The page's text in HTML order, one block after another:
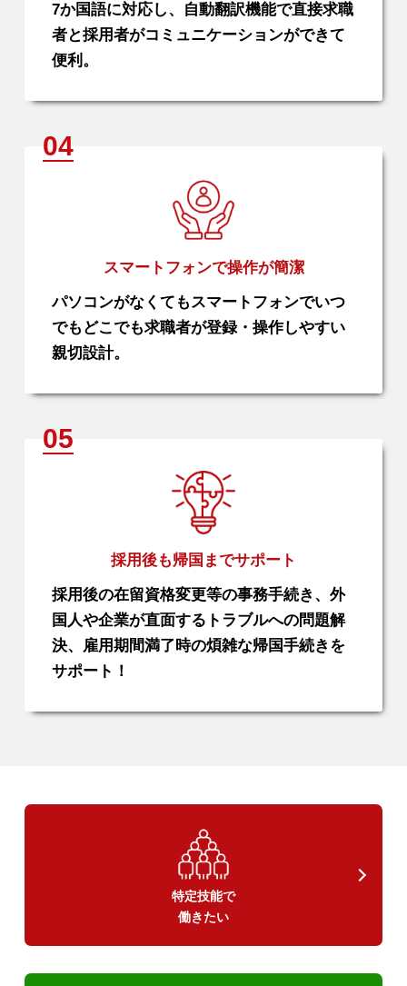
7か国語に対応し、自動翻訳機能で直接求職
者と採用者がコミュニケーションができて
便利。
スマートフォンで操作が簡潔
パソコンがなくてもスマートフォンでいつ
でもどこでも求職者が登録・操作しやすい
親切設計。
採用後も帰国までサポート
採用後の在留資格変更等の事務手続き、外
国人や企業が直面するトラブルへの問題解
決、雇用期間満了時の煩雑な帰国手続きを
サポート！
特定技能で
働きたい